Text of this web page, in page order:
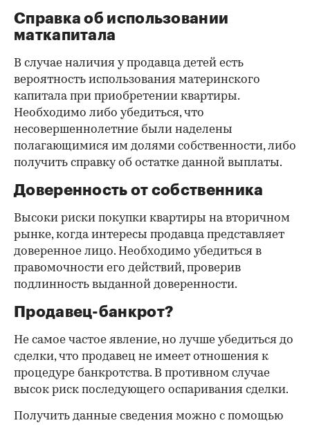
Справка об использовании
маткапитала
В случае наличия у продавца детей есть
вероятность использования материнского
капитала при приобретении квартиры.
Необходимо либо убедиться, что
несовершеннолетние были наделены
полагающимися им долями собственности, либо
получить справку об остатке данной выплаты.
Доверенность от собственника
Высоки риски покупки квартиры на вторичном
рынке, когда интересы продавца представляет
доверенное лицо. Необходимо убедиться в
правомочности его действий, проверив
подлинность выданной доверенности.
Продавец-банкрот?
Не самое частое явление, но лучше убедиться до
сделки, что продавец не имеет отношения к
процедуре банкротства. В противном случае
высок риск последующего оспаривания сделки.
Получить данные сведения можно с помощью